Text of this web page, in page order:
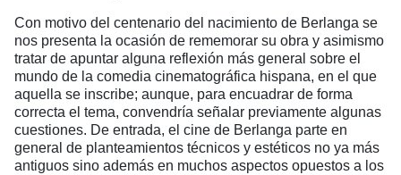
Con motivo del centenario del nacimiento de Berlanga se
nos presenta la ocasión de rememorar su obra y asimismo
tratar de apuntar alguna reflexión más general sobre el
mundo de la comedia cinematográfica hispana, en el que
aquella se inscribe; aunque, para encuadrar de forma
correcta el tema, convendría señalar previamente algunas
cuestiones. De entrada, el cine de Berlanga parte en
general de planteamientos técnicos y estéticos no ya más
antiguos sino además en muchos aspectos opuestos a los